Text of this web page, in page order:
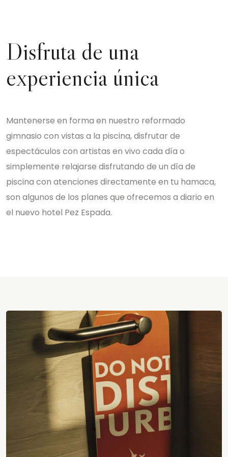
Disfruta de una
experiencia única
Mantenerse en forma en nuestro reformado
gimnasio con vistas a la piscina, disfrutar de
espectáculos con artistas en vivo cada día o
simplemente relajarse disfrutando de un día de
piscina con atenciones directamente en tu hamaca,
son algunos de los planes que ofrecemos a diario en
el nuevo hotel Pez Espada.